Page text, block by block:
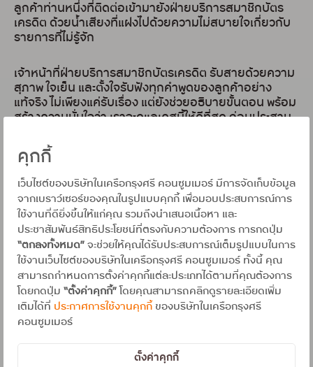
คุกกี้
เว็บไซต์ของบริษัทในเครือกรุงศรี คอนซูมเมอร์ มีการจัดเก็บข้อมูล
จากเบราว์เซอร์ของคุณในรูปแบบคุกกี้ เพื่อมอบประสบการณ์การ
ใช้งานที่ดียิ่งขึ้นให้แก่คุณ รวมถึงนำเสนอเนื้อหา และ
ประชาสัมพันธ์สิทธิประโยชน์ที่ตรงกับความต้องการ การกดปุ่ม
“ตกลงทั้งหมด”จะช่วยให้คุณได้รับประสบการณ์เต็มรูปแบบในการ
ใช้งานเว็บไซต์ของบริษัทในเครือกรุงศรี คอนซูมเมอร์ ทั้งนี้ คุณ
สามารถกำหนดการตั้งค่าคุกกี้แต่ละประเภทได้ตามที่คุณต้องการ
โดยกดปุ่ม “ตั้งค่าคุกกี้”โดยคุณสามารถคลิกดูรายละเอียดเพิ่ม
เติมได้ที่ ประกาศการใช้งานคุกกี้ของบริษัทในเครือกรุงศรี
คอนซูมเมอร์
ตั้งค่าคุกกี้
ลูกค้าท่านหนึ่งที่ติดต่อเข้ามายังฝ่ายบริการสมาชิกบัตร
เครดิต ด้วยน้ำเสียงที่แฝงไปด้วยความไม่สบายใจเกี่ยวกับ
รายการที่ไม่รู้จัก
เจ้าหน้าที่ฝ่ายบริการสมาชิกบัตรเครดิต รับสายด้วยความ
สุภาพ ใจเย็น และตั้งใจรับฟังทุกคำพูดของลูกค้าอย่าง
แท้จริง ไม่เพียงแค่รับเรื่อง แต่ยังช่วยอธิบายขั้นตอน พร้อม
สร้างความมั่นใจว่า เราจะดูแลเคสนี้ให้ดีที่สุด ก่อนประสาน
หลังจากนั้น เคสนี้ถูกส่งต่ออย่างต่อเนื่องไปยังฝ่ายป้องกัน
การทุจริตบัตรและฝ่ายตรวจสอบรายการ ซึ่งเข้ามาช่วยกัน
ตรวจสอบข้อมูลอย่างละเอียดรอบคอบ
แม้จะมีหลายฝ่ายเข้ามาเกี่ยวข้อง แต่สิ่งที่เหมือนกันในทุก
จุดของกระบวนการคือ “ความใส่ใจ” ไม่ว่าในช่วงใด ลูกค้าจะ
ติดต่อกับเจ้าหน้าที่คนใด ทุกคนต่างดูแลด้วยความตั้งใจ
เสมือนเป็นเจ้าของเคสนั้นด้วยตนเอง มีการอธิบายข้อมูล
อย่างชัดเจน ขอเอกสารอย่างเหมาะสม และติดตามผลอ
ย่างต่อเนื่อง เพื่อไม่ให้ลูกค้ารู้สึกถูกทิ้งไว้ระหว่างทาง
ให้กับลูกค้าได้เป็นผลสำเร็จ เจ้าหน้าที่ฝ่ายป้องกันการ